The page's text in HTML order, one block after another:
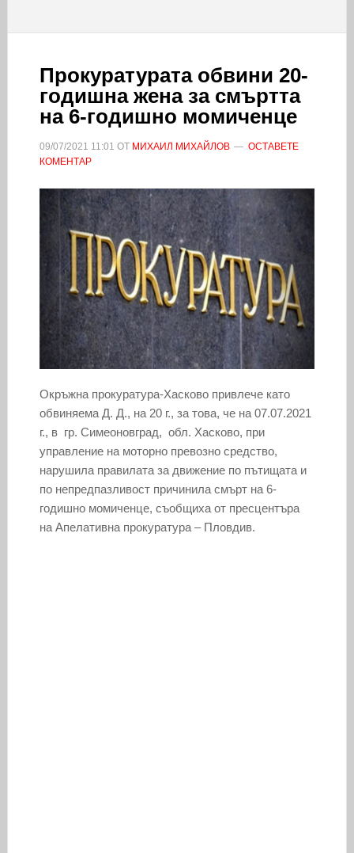
Прокуратурата обвини 20-
годишна жена за смъртта
на 6-годишно момиченце
09/07/2021 11:01 ОТ МИХАИЛ МИХАЙЛОВ
ОСТАВЕТЕ
КОМЕНТАР
Окръжна прокуратура-Хасково привлече като
обвиняема Д. Д., на 20 г., за това, че на 07.07.2021
г., в гр. Симеоновград, обл. Хасково, при
управление на моторно превозно средство,
нарушила правилата за движение по пътищата и
по непредпазливост причинила смърт на 6-
годишно момиченце, съобщиха от пресцентъра
на Апелативна прокуратура – Пловдив.